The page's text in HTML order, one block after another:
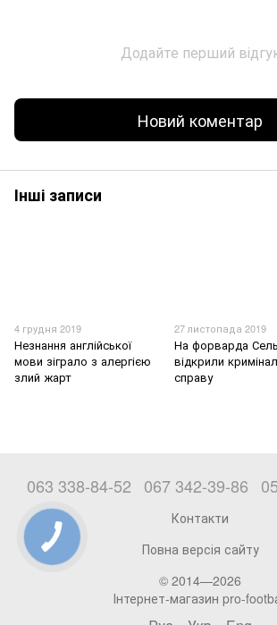
Додайте перший
Новий коментар
Інші записи
4 грудня 2019
Незнання англійської
мови зіграло з алергією
злий жарт
27 листопада 2019
На форварда
відкрили
справу
063 338-84-52 067 342-39-86
Контакти
Повна версія сайту
© 2014—2026
Інтернет-магазин pro-